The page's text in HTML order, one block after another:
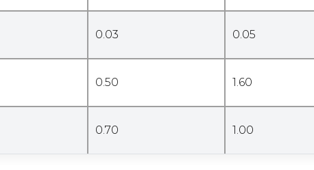
0.03 0.05
0.50 1.60
0.70 1.00